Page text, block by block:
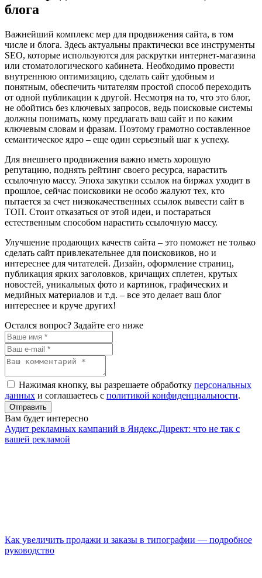
блога
Важнейший комплекс мер для продвижения сайта, в том
числе и блога. Здесь актуальны практически все инструменты
SEO, которые используются для раскрутки интернет-магазина
или стоматологического кабинета. Необходимо провести
внутреннюю оптимизацию, сделать сайт удобным и
понятным, обеспечить читателям простой способ переходить
от одной публикации к другой. Несмотря на то, что это блог,
не обойтись без ключевых запросов, ведь поисковые системы
должны понимать, кому предлагать ваш сайт и по каким
ключевым словам и фразам. Поэтому грамотно составленное
семантическое ядро – еще один серьезный шаг к успеху.
Для внешнего продвижения важно иметь хорошую
репутацию, поднять рейтинг своего ресурса, нарастить
ссылочную массу. Эпоха закупки ссылок на биржах уходит в
прошлое, сейчас поисковики не особо жалуют тех, кто
пытается за счет низкокачественных ссылок вывести сайт в
ТОП. Стоит отказаться от этой идеи, и постараться
естественным способом нарастить ссылочную массу.
Улучшение продающих качеств сайта – это поможет не только
сделать сайт привлекательнее для поисковиков, но и
интереснее для читателей. Дизайн, оформление страниц,
публикация ярких заголовков, кричащих сплетен, крутых
новостей, уникальных фото и картинок, графических и
медийных материалов и т.д. – все это делает ваш блог
интереснее и круче других!
Остался вопрос? Задайте его ниже
Нажимая кнопку, вы разрешаете обработку персональных
данных и соглашаетесь с политикой конфиденциальности.
Отправить
Вам будет интересно
Аудит рекламных кампаний в Яндекс.Директ: что не так с
вашей рекламой
Как увеличить продажи и заказы в типографии — подробное
руководство